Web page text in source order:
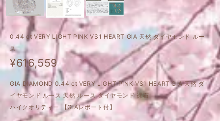
0.44 ct VERY LIGHT PINK VS1 HEART GIA 天然 ダイヤモンド ルー
ス
¥616,559
GIA DIAMOND 0.44 ct VERY LIGHT PINK VS1 HEART GIA 天然 ダ
イヤモンド ルース 天然 ルース ダイヤモンド 裸石
ハイクオリティー 【GIAレポート付】